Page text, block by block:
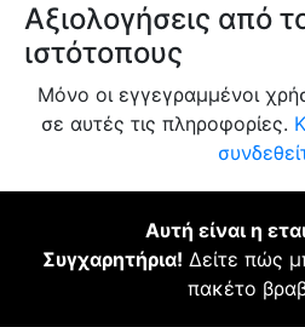
Αξιολογήσεις από
ιστότοπους
Μόνο οι εγγεγραμμένοι
σε αυτές τις πληροφορίες.
Αυτή είναι η
Συγχαρητήρια! Δείτε πώς
πακέτο